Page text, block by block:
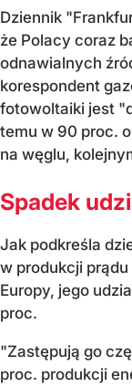
Dziennik
że Polacy coraz
odnawialnych
korespondent
fotowoltaiki jest
temu w 90 proc.
na węglu,
Spadek
Jak podkreśla
w produkcji
Europy, jego
proc.
"Zastępują go
proc. produkcji